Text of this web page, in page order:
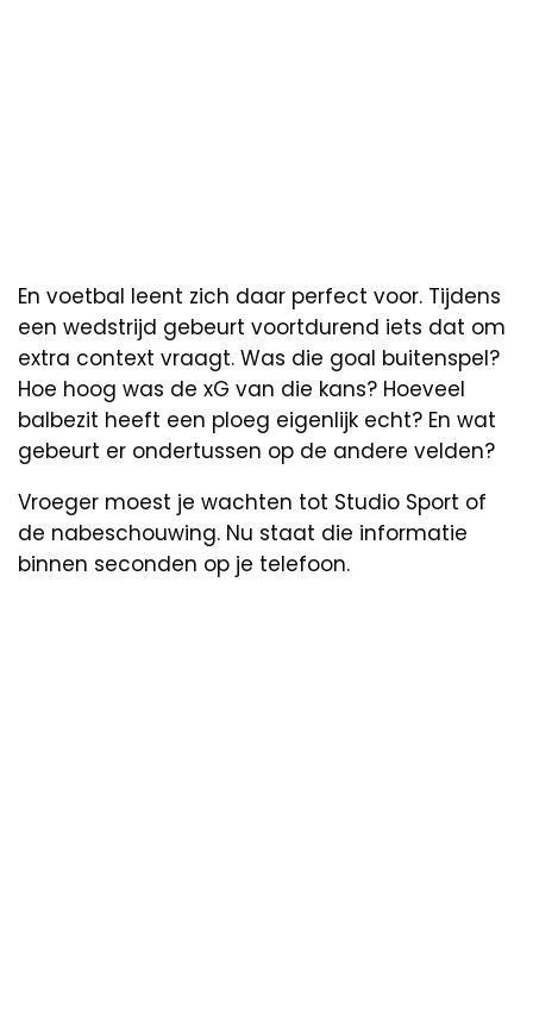
En voetbal leent zich daar perfect voor. Tijdens
een wedstrijd gebeurt voortdurend iets dat om
extra context vraagt. Was die goal buitenspel?
Hoe hoog was de xG van die kans? Hoeveel
balbezit heeft een ploeg eigenlijk echt? En wat
gebeurt er ondertussen op de andere velden?
Vroeger moest je wachten tot Studio Sport of
de nabeschouwing. Nu staat die informatie
binnen seconden op je telefoon.